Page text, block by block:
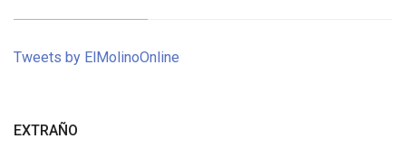
Tweets by ElMolinoOnline
EXTRAÑO